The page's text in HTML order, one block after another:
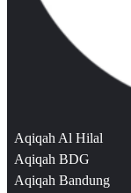
Aqiqah Al Hilal
Aqiqah BDG
Aqiqah Bandung